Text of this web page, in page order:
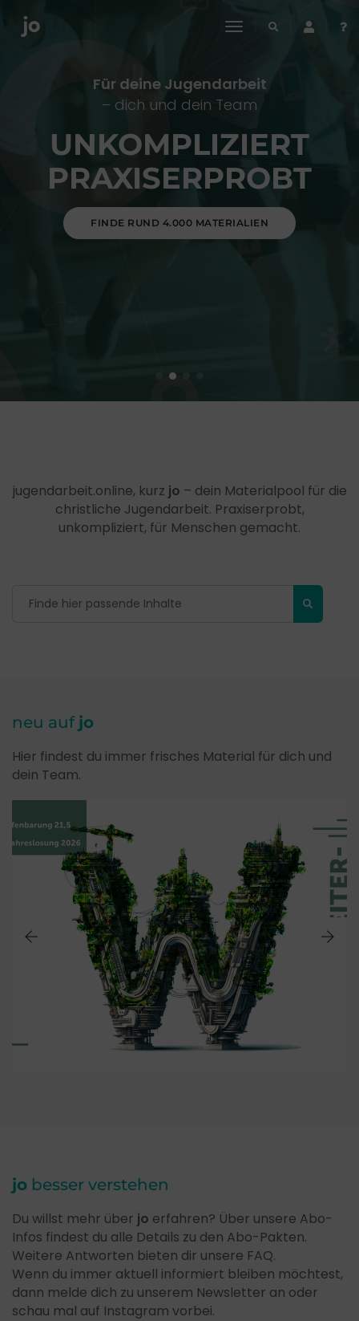
toggle
Für deine Jugendarbeit
– dich und dein Team
UNKOMPLIZIERT
PRAXISERPROBT
FINDE RUND 4.000 MATERIALIEN
jugendarbeit.online, kurz jo – dein Materialpool für die
christliche Jugendarbeit. Praxiserprobt,
unkompliziert, für Menschen gemacht.
neu auf jo
Hier findest du immer frisches Material für dich und
dein Team.
jo besser verstehen
Du willst mehr über jo erfahren? Über unsere Abo-
Infos findest du alle Details zu den Abo-Pakten.
Weitere Antworten bieten dir unsere FAQ.
Wenn du immer aktuell informiert bleiben möchtest,
dann melde dich zu unserem Newsletter an oder
schau mal auf Instagram vorbei.